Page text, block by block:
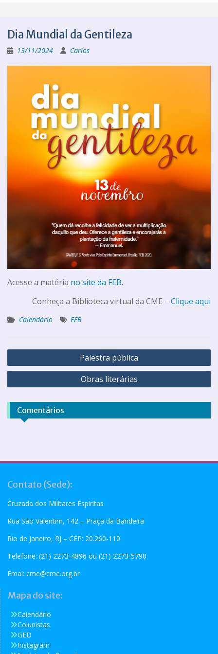
Dia Mundial da Gentileza
13/11/2024 Carlos
Acesse a matéria no site da FEB.
Conheça a Biblioteca virtual da CME – Clique aqui
Calendário FEB
Palestra pública
Obras literárias
Comentários
Contato (Sede):
Cruzada dos Militares Espíritas
Rua São Valentim, 142 – Praça da Bandeira
Rio de Janeiro, RJ – CEP: 20.260-110
Telefone: (21) 2273-4896 ou (21) 2273-5790
Emai: cme@cme.org.br
Mapa do site:
Calendário
Colunistas
GED
Instagram